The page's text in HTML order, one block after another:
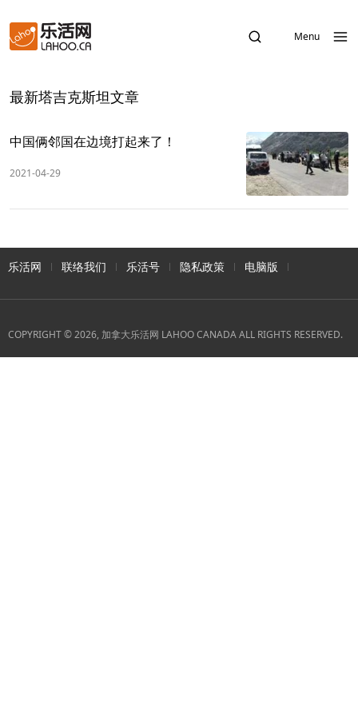
Menu
最新塔吉克斯坦文章
中国俩邻国在边境打起来了！
2021-04-29
乐活网 联络我们 乐活号 隐私政策 电脑版
COPYRIGHT © 2026, 加拿大乐活网 LAHOO CANADA ALL RIGHTS RESERVED.